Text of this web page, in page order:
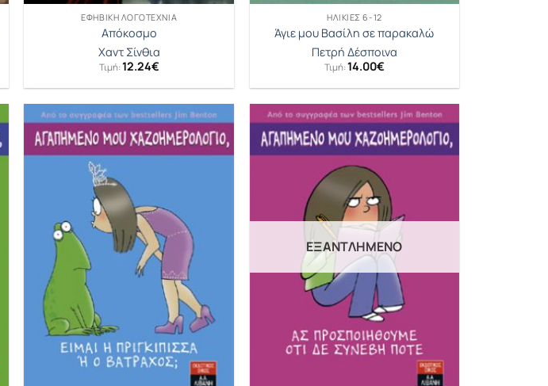
ΕΦΗΒΙΚΉ ΛΟΓΟΤΕΧΝΊΑ
Απόκοσμο
Χαντ Σίνθια
Τιμή:12.24€
ΗΛΙΚΊΕΣ 6-12
Άγιε μου Βασίλη σε παρακαλώ
Πετρή Δέσποινα
Τιμή:14.00€
ΕΞΑΝΤΛΗΜΈΝΟ